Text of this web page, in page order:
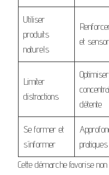
Utiliser
produits
naturels
et
Limiter
distractions
détente
Se former et
s’informer
Cette démarche favorise